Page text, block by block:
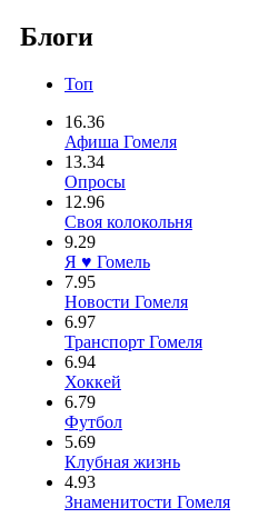
Блоги
Топ
16.36
Афиша Гомеля
13.34
Опросы
12.96
Своя колокольня
9.29
Я ♥ Гомель
7.95
Новости Гомеля
6.97
Транспорт Гомеля
6.94
Хоккей
6.79
Футбол
5.69
Клубная жизнь
4.93
Знаменитости Гомеля